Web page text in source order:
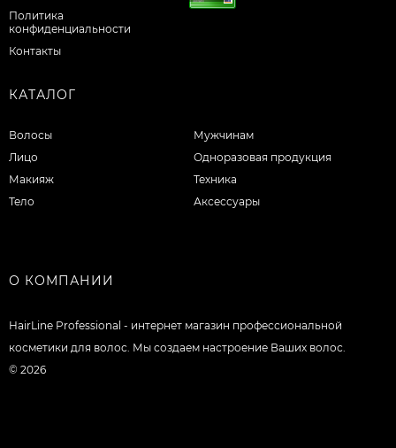
Политика
конфиденциальности
Контакты
КАТАЛОГ
Волосы
Лицо
Макияж
Тело
Мужчинам
Одноразовая продукция
Техника
Аксессуары
О КОМПАНИИ
HairLine Professional - интернет магазин профессиональной
косметики для волос. Мы создаем настроение Ваших волос.
© 2026